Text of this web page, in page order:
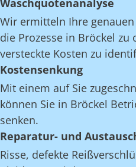
Waschquotenanalyse
Wir ermitteln Ihre
die Prozesse in Bröckel
versteckte Kosten zu
Kostensenkung
Mit einem auf Sie
können Sie in Bröckel
senken.
Reparatur- und
Risse, defekte